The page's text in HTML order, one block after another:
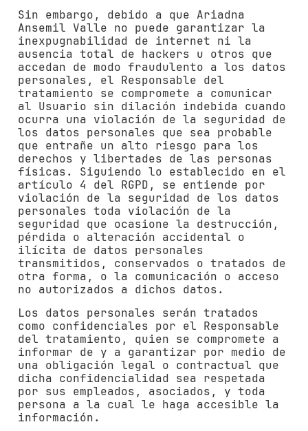
Sin embargo, debido a que Ariadna
Ansemil Valle no puede garantizar la
inexpugnabilidad de internet ni la
ausencia total de hackers u otros que
accedan de modo fraudulento a los datos
personales, el Responsable del
tratamiento se compromete a comunicar
al Usuario sin dilación indebida cuando
ocurra una violación de la seguridad de
los datos personales que sea probable
que entrañe un alto riesgo para los
derechos y libertades de las personas
físicas. Siguiendo lo establecido en el
artículo 4 del RGPD, se entiende por
violación de la seguridad de los datos
personales toda violación de la
seguridad que ocasione la destrucción,
pérdida o alteración accidental o
ilícita de datos personales
transmitidos, conservados o tratados de
otra forma, o la comunicación o acceso
no autorizados a dichos datos.
Los datos personales serán tratados
como confidenciales por el Responsable
del tratamiento, quien se compromete a
informar de y a garantizar por medio de
una obligación legal o contractual que
dicha confidencialidad sea respetada
por sus empleados, asociados, y toda
persona a la cual le haga accesible la
información.